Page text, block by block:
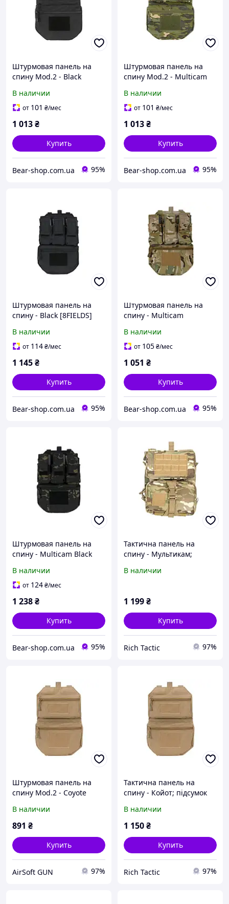
Штурмовая панель на
спину Mod.2 - Black
В наличии
от 101 ₴/мес
1 013₴
Купить
Bear-shop.com.ua 95%
Штурмовая панель на
спину Mod.2 - Multicam
В наличии
от 101 ₴/мес
1 013₴
Купить
Bear-shop.com.ua 95%
Штурмовая панель на
спину - Black [8FIELDS]
В наличии
от 114₴/мес
1 145₴
Купить
Bear-shop.com.ua 95%
Штурмовая панель на
спину - Multicam
В наличии
от 105₴/мес
1 051 ₴
Купить
Bear-shop.com.ua 95%
Штурмовая панель на
спину - Multicam Black
В наличии
от 124₴/мес
1 238₴
Купить
Bear-shop.com.ua 95%
Тактична панель на
спину - Мультикам;
рюкзак для гідратора
В наличии
1 199₴
Купить
Rich Tactic 97%
Штурмовая панель на
спину Mod.2 - Coyote
В наличии
891 ₴
Купить
AirSoft GUN 97%
Тактична панель на
спину - Койот; підсумок
В наличии
1 150₴
Купить
Rich Tactic 97%